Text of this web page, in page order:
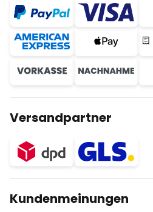
Versandpartner
Kundenmeinungen